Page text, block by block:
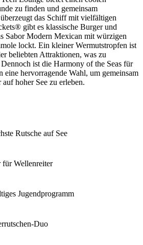
zu finden und gemeinsam
das Schiff mit vielfältigen
gibt es klassische Burger und
Sabor Modern Mexican mit würzigen
lockt. Ein kleiner Wermutstropfen ist
beliebten Attraktionen, was zu
ist die Harmony of the Seas für
eine hervorragende Wahl, um gemeinsam
hoher See zu erleben.
Rutsche auf See
Wellenreiter
Jugendprogramm
Duo